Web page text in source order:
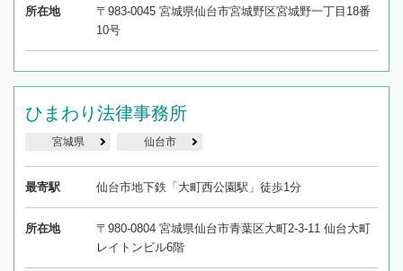
所在地
〒983-0045 宮城県仙台市宮城野区宮城野一丁目18番
10号
ひまわり法律事務所
宮城県 仙台市
最寄駅 仙台市地下鉄「大町西公園駅」徒歩1分
所在地
〒980-0804 宮城県仙台市青葉区大町2-3-11 仙台大町
レイトンビル6階